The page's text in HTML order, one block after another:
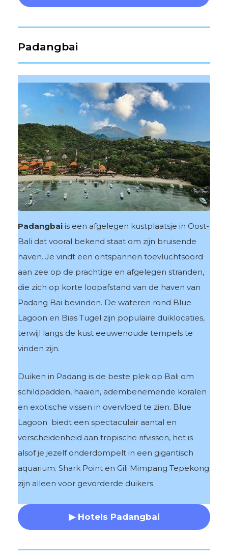
Padangbai
Padangbai is een afgelegen kustplaatsje in Oost-
Bali dat vooral bekend staat om zijn bruisende
haven. Je vindt een ontspannen toevluchtsoord
aan zee op de prachtige en afgelegen stranden,
die zich op korte loopafstand van de haven van
Padang Bai bevinden. De wateren rond Blue
Lagoon en Bias Tugel zijn populaire duiklocaties,
terwijl langs de kust eeuwenoude tempels te
vinden zijn.
Duiken in Padang is de beste plek op Bali om
schildpadden, haaien, adembenemende koralen
en exotische vissen in overvloed te zien. Blue
Lagoon biedt een spectaculair aantal en
verscheidenheid aan tropische rifvissen, het is
alsof je jezelf onderdompelt in een gigantisch
aquarium. Shark Point en Gili Mimpang Tepekong
zijn alleen voor gevorderde duikers.
▶ Hotels Padangbai